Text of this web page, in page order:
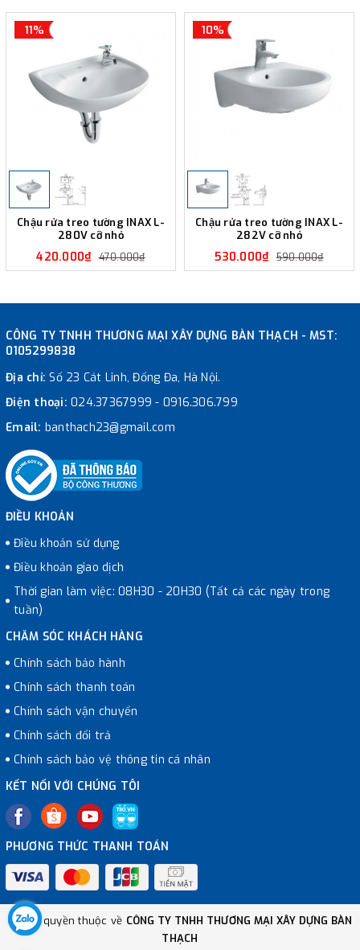
11%
Chậu rửa treo tường INAX L-
280V cỡ nhỏ
420.000₫ 470.000₫
10%
Chậu rửa treo tường INAX L-
282V cỡ nhỏ
530.000₫ 590.000₫
CÔNG TY TNHH THƯƠNG MẠI XÂY DỰNG BÀN THẠCH - MST:
0105299838
Địa chỉ:Số 23 Cát Linh, Đống Đa, Hà Nội.
Điện thoại: 024.37367999 - 0916.306.799
Email: banthach23@gmail.com
ĐIỀU KHOẢN
Điều khoản sử dụng
Điều khoản giao dịch
Thời gian làm việc: 08H30 - 20H30 (Tất cả các ngày trong
tuần)
CHĂM SÓC KHÁCH HÀNG
Chính sách bảo hành
Chính sách thanh toán
Chính sách vận chuyển
Chính sách đổi trả
Chính sách bảo vệ thông tin cá nhân
KẾT NỐI VỚI CHÚNG TÔI
PHƯƠNG THỨC THANH TOÁN
© Bản quyền thuộc về CÔNG TY TNHH THƯƠNG MẠI XÂY DỰNG BÀN
THẠCH